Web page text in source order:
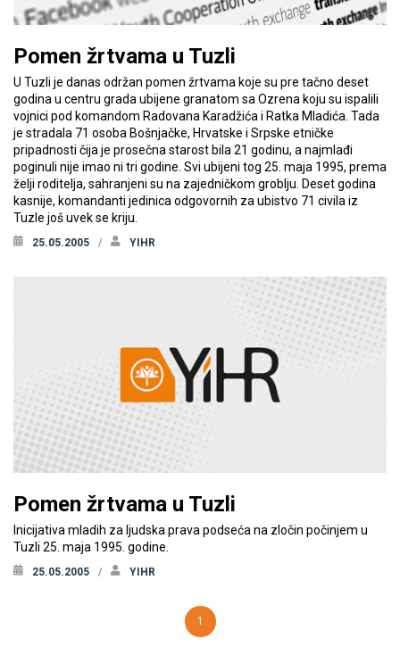
Pomen žrtvama u Tuzli
U Tuzli je danas održan pomen žrtvama koje su pre tačno deset
godina u centru grada ubijene granatom sa Ozrena koju su ispalili
vojnici pod komandom Radovana Karadžića i Ratka Mladića. Tada
je stradala 71 osoba Bošnjačke, Hrvatske i Srpske etničke
pripadnosti čija je prosečna starost bila 21 godinu, a najmlađi
poginuli nije imao ni tri godine. Svi ubijeni tog 25. maja 1995, prema
želji roditelja, sahranjeni su na zajedničkom groblju. Deset godina
kasnije, komandanti jedinica odgovornih za ubistvo 71 civila iz
Tuzle još uvek se kriju.
25.05.2005 YIHR
Pomen žrtvama u Tuzli
Inicijativa mladih za ljudska prava podseća na zločin počinjem u
Tuzli 25. maja 1995. godine.
25.05.2005 YIHR
1